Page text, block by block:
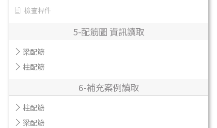
檢查桿件
5-配筋圖 資訊讀取
梁配筋
柱配筋
6-補充案例讀取
柱配筋
梁配筋